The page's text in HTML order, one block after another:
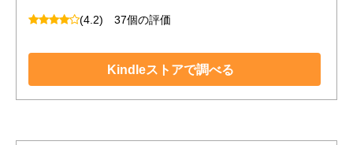
(4.2) 37個の評価
Kindleストアで調べる